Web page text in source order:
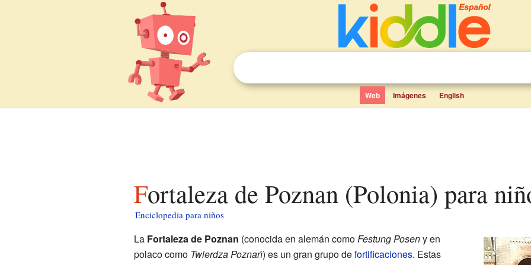
Web Imágenes English
Fortaleza de Poznan (Polonia) para
Enciclopedia para niños
La Fortaleza de Poznan (conocida en alemán comoFestung Poseny en
polaco como Twierdza Poznań) es un gran grupo defortificaciones. Estas